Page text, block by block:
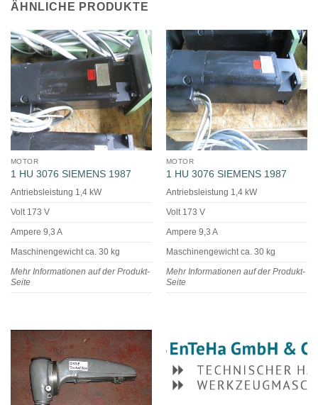
ÄHNLICHE PRODUKTE
MOTOR
1 HU 3076 SIEMENS 1987
Antriebsleistung 1,4 kW
Volt 173 V
Ampere 9,3 A
Maschinengewicht ca. 30 kg
Mehr Informationen auf der Produkt-
Seite
MOTOR
1 HU 3076 SIEMENS 1987
Antriebsleistung 1,4 kW
Volt 173 V
Ampere 9,3 A
Maschinengewicht ca. 30 kg
Mehr Informationen auf der Produkt-
Seite